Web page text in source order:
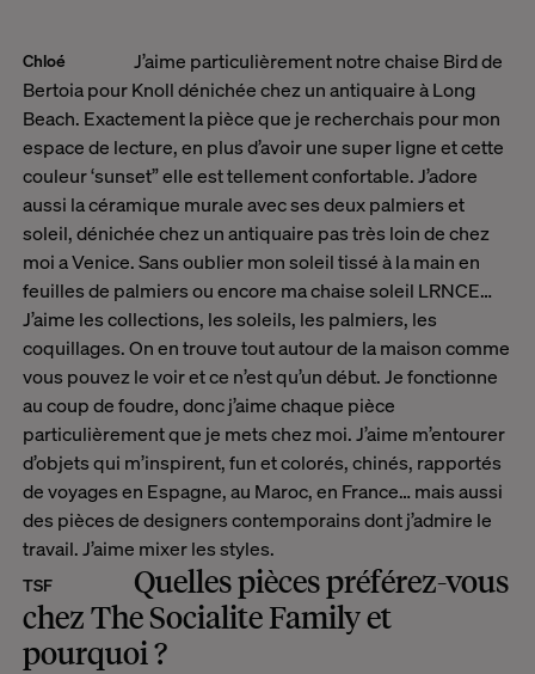
Chloé
J’aime particulièrement notre chaise Bird de
Bertoia pour Knoll dénichée chez un antiquaire à Long
Beach. Exactement la pièce que je recherchais pour mon
espace de lecture, en plus d’avoir une super ligne et cette
couleur ‘sunset” elle est tellement confortable. J’adore
aussi la céramique murale avec ses deux palmiers et
soleil, dénichée chez un antiquaire pas très loin de chez
moi a Venice. Sans oublier mon soleil tissé à la main en
feuilles de palmiers ou encore ma chaise soleil LRNCE…
J’aime les collections, les soleils, les palmiers, les
coquillages. On en trouve tout autour de la maison comme
vous pouvez le voir et ce n’est qu’un début. Je fonctionne
au coup de foudre, donc j’aime chaque pièce
particulièrement que je mets chez moi. J’aime m’entourer
d’objets qui m’inspirent, fun et colorés, chinés, rapportés
de voyages en Espagne, au Maroc, en France… mais aussi
des pièces de designers contemporains dont j’admire le
travail. J’aime mixer les styles.
TSF
Quelles pièces préférez-vous
chez The Socialite Family et
pourquoi ?